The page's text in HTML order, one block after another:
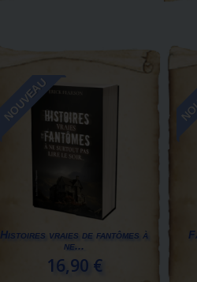
NOUVEAU
Histoires vraies de fantômes à
ne...
16,90 €